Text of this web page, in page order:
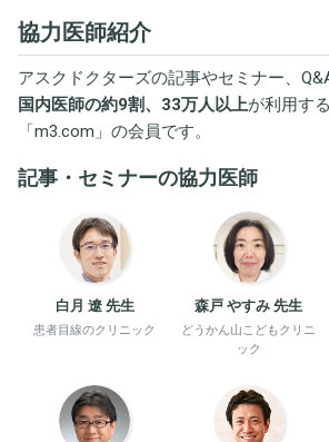
協力医師紹介
アスクドクターズの記事やセミナー、
国内医師の約9割、33万人以上が利用す
「m3.com 」の会員です。
記事・セミナーの協力医師
白月 遼 先生
患者目線のクリニック
森戸 やすみ 先生
どうかん山こどもクリニ
ック